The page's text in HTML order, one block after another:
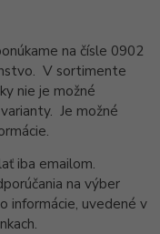
na čísle 0902
V sortimente
nie je možné
Je možné
iba emailom.
na výber
informácie, uvedené v